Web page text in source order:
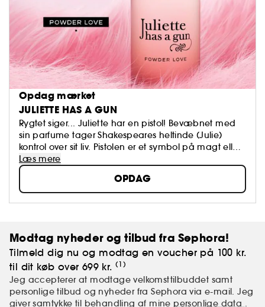
Opdag mærket
JULIETTE HAS A GUN
Rygtet siger... Juliette har en pistol! Bevæbnet med
sin parfume tager Shakespeares heltinde (Julie)
kontrol over sit liv. Pistolen er et symbol på magt eller
blot et bluffende tilbehør og symboliserer først og
fremmest kvinders overlegenhed over mænd. En
kollektion af originale dufte, designet som usynligt
tøj, af Romano Ricci.
Læs mere
OPDAG
Modtag nyheder og tilbud fra Sephora!
Tilmeld dig nu og modtag en voucher på 100 kr.
til dit køb over 699 kr. (1)
Jeg accepterer at modtage velkomsttilbuddet samt
personlige tilbud og nyheder fra Sephora via e-mail. Jeg
giver samtykke til behandling af mine personlige data .